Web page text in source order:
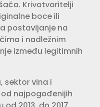
Krivotvoritelji
boce ili
postavljanje na
i nadležnim
između legitimnih
sektor vina i
najpogođenijih